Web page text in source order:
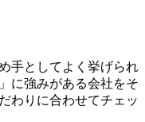
手としてよく挙げられ
に強みがある会社をそ
わりに合わせてチェッ